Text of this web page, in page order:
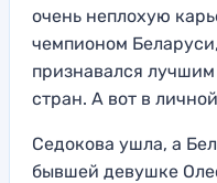
очень неплохую
чемпионом
признавался
стран. А вот в
Седокова ушла, а
бывшей девушке